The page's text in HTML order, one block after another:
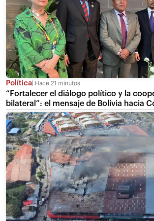
Política Hace 21 minutos
“Fortalecer el diálogo político y la
bilateral”: el mensaje de Bolivia hacia